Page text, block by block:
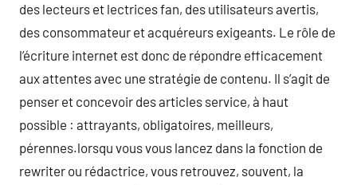
des lecteurs et lectrices fan, des utilisateurs avertis,
des consommateur et acquéreurs exigeants. Le rôle de
l’écriture internet est donc de répondre efficacement
aux attentes avec une stratégie de contenu. Il s’agit de
penser et concevoir des articles service, à haut
possible : attrayants, obligatoires, meilleurs,
pérennes.lorsqu vous vous lancez dans la fonction de
rewriter ou rédactrice, vous retrouvez, souvent, la